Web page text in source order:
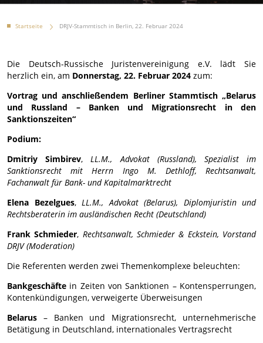
Startseite DRJV-Stammtisch in Berlin, 22. Februar 2024
Die Deutsch-Russische Juristenvereinigung e.V. lädt Sie
herzlich ein, am Donnerstag, 22. Februar 2024 zum:
Vortrag und anschließendem Berliner Stammtisch„Belarus
und Russland – Banken und Migrationsrecht in den
Sanktionszeiten“
Podium:
Dmitriy Simbirev,LL.M., Advokat (Russland), Spezialist im
Sanktionsrecht mit Herrn Ingo M. Dethloff, Rechtsanwalt,
Fachanwalt für Bank- und Kapitalmarktrecht
Elena Bezelgues, LL.M., Advokat (Belarus), Diplomjuristin und
Rechtsberaterin im ausländischen Recht (Deutschland)
Frank Schmieder, Rechtsanwalt, Schmieder & Eckstein, Vorstand
DRJV (Moderation)
Die Referenten werden zwei Themenkomplexe beleuchten:
Bankgeschäfte in Zeiten von Sanktionen – Kontensperrungen,
Kontenkündigungen, verweigerte Überweisungen
Belarus – Banken und Migrationsrecht, unternehmerische
Betätigung in Deutschland, internationales Vertragsrecht